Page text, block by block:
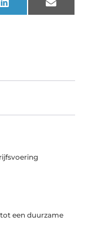
LinkedIn Email
een duurzame